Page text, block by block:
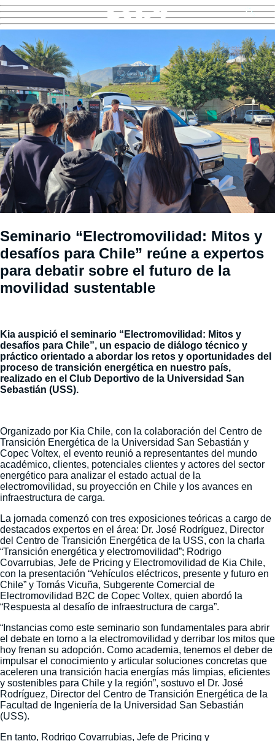
Seminario “Electromovilidad: Mitos y
desafíos para Chile” reúne a expertos
para debatir sobre el futuro de la
movilidad sustentable
Kia auspició el seminario “Electromovilidad: Mitos y
desafíos para Chile”, un espacio de diálogo técnico y
práctico orientado a abordar los retos y oportunidades del
proceso de transición energética en nuestro país,
realizado en el Club Deportivo de la Universidad San
Sebastián (USS).
Organizado por Kia Chile, con la colaboración del Centro de
Transición Energética de la Universidad San Sebastián y
Copec Voltex, el evento reunió a representantes del mundo
académico, clientes, potenciales clientes y actores del sector
energético para analizar el estado actual de la
electromovilidad, su proyección en Chile y los avances en
infraestructura de carga.
La jornada comenzó con tres exposiciones teóricas a cargo de
destacados expertos en el área: Dr. José Rodríguez, Director
del Centro de Transición Energética de la USS, con la charla
“Transición energética y electromovilidad”; Rodrigo
Covarrubias, Jefe de Pricing y Electromovilidad de Kia Chile,
con la presentación “Vehículos eléctricos, presente y futuro en
Chile” y Tomás Vicuña, Subgerente Comercial de
Electromovilidad B2C de Copec Voltex, quien abordó la
“Respuesta al desafío de infraestructura de carga”.
“Instancias como este seminario son fundamentales para abrir
el debate en torno a la electromovilidad y derribar los mitos que
hoy frenan su adopción. Como academia, tenemos el deber de
impulsar el conocimiento y articular soluciones concretas que
aceleren una transición hacia energías más limpias, eficientes
y sostenibles para Chile y la región”, sostuvo el Dr. José
Rodríguez, Director del Centro de Transición Energética de la
Facultad de Ingeniería de la Universidad San Sebastián
(USS).
En tanto, Rodrigo Covarrubias, Jefe de Pricing y